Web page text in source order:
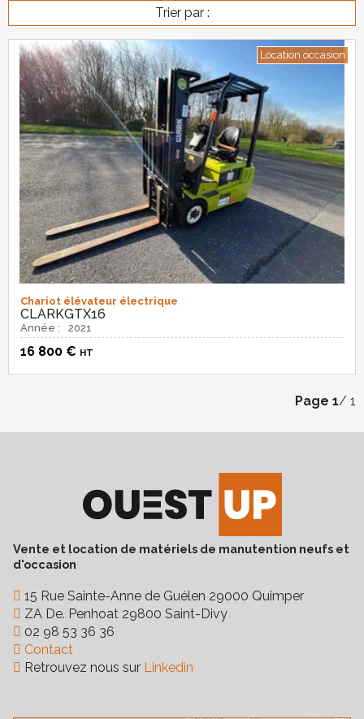
Trier par :
Location occasion
Chariot élévateur électrique
CLARKGTX16
Année : 2021
16 800 € HT
Page 1/ 1
Vente et location de matériels de manutention neufs et
d'occasion
15 Rue Sainte-Anne de Guélen 29000 Quimper
ZA De. Penhoat 29800 Saint-Divy
02 98 53 36 36
Contact
Retrouvez nous sur Linkedin